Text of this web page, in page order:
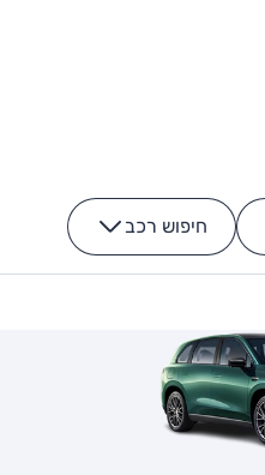
חיפוש רכב